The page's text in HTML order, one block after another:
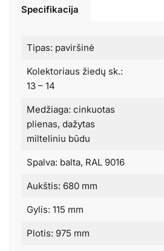
Specifikacija
Tipas: paviršinė
Kolektoriaus žiedų sk.:
13 – 14
Medžiaga: cinkuotas
plienas, dažytas
milteliniu būdu
Spalva: balta, RAL 9016
Aukštis: 680 mm
Gylis: 115 mm
Plotis: 975 mm